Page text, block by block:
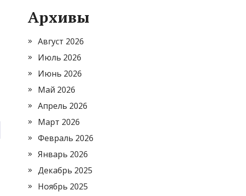
Архивы
Август 2026
Июль 2026
Июнь 2026
Май 2026
Апрель 2026
Март 2026
Февраль 2026
Январь 2026
Декабрь 2025
Ноябрь 2025